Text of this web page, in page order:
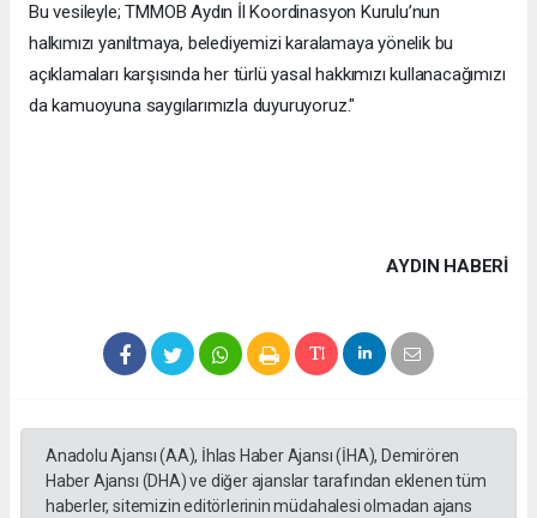
Bu vesileyle; TMMOB Aydın İl Koordinasyon Kurulu’nun
halkımızı yanıltmaya, belediyemizi karalamaya yönelik bu
açıklamaları karşısında her türlü yasal hakkımızı kullanacağımızı
da kamuoyuna saygılarımızla duyuruyoruz."
AYDIN HABERİ
Anadolu Ajansı (AA), İhlas Haber Ajansı (İHA), Demirören
Haber Ajansı (DHA) ve diğer ajanslar tarafından eklenen tüm
haberler, sitemizin editörlerinin müdahalesi olmadan ajans